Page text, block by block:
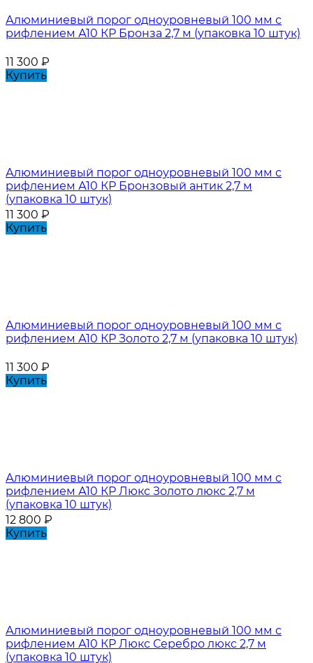
Алюминиевый порог одноуровневый 100 мм с
рифлением А10 КР Бронза 2,7 м (упаковка 10 штук)
11 300 ₽
Купить
Алюминиевый порог одноуровневый 100 мм с
рифлением А10 КР Бронзовый антик 2,7 м
(упаковка 10 штук)
11 300 ₽
Купить
Алюминиевый порог одноуровневый 100 мм с
рифлением А10 КР Золото 2,7 м (упаковка 10 штук)
11 300 ₽
Купить
Алюминиевый порог одноуровневый 100 мм с
рифлением А10 КР Люкс Золото люкс 2,7 м
(упаковка 10 штук)
12 800 ₽
Купить
Алюминиевый порог одноуровневый 100 мм с
рифлением А10 КР Люкс Серебро люкс 2,7 м
(упаковка 10 штук)